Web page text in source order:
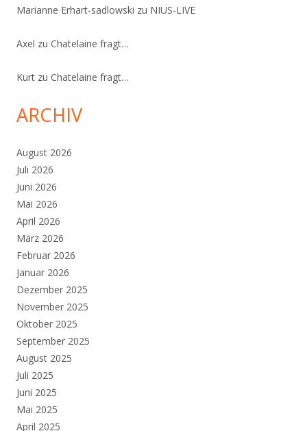
Marianne Erhart-sadlowski zu NIUS-LIVE
Axel zu Chatelaine fragt…
Kurt zu Chatelaine fragt…
ARCHIV
August 2026
Juli 2026
Juni 2026
Mai 2026
April 2026
März 2026
Februar 2026
Januar 2026
Dezember 2025
November 2025
Oktober 2025
September 2025
August 2025
Juli 2025
Juni 2025
Mai 2025
April 2025